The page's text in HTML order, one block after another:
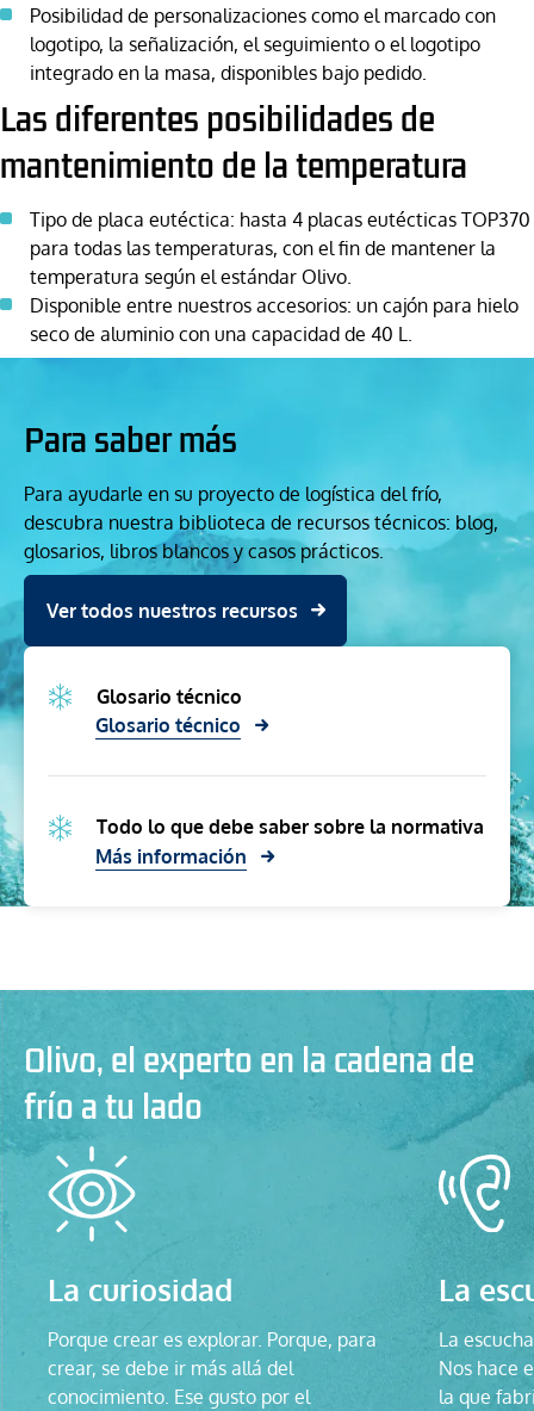
Posibilidad de personalizaciones como el marcado con
logotipo, la señalización, el seguimiento o el logotipo
integrado en la masa, disponibles bajo pedido.
Las diferentes posibilidades de
mantenimiento de la temperatura
Tipo de placa eutéctica: hasta 4 placas eutécticas TOP370
para todas las temperaturas, con el fin de mantener la
temperatura según el estándar Olivo.
Disponible entre nuestros accesorios: un cajón para hielo
seco de aluminio con una capacidad de 40 L.
Para saber más
Para ayudarle en su proyecto de logística del frío,
descubra nuestra biblioteca de recursos técnicos: blog,
glosarios, libros blancos y casos prácticos.
Ver todos nuestros recursos
Glosario técnico
Glosario técnico
Todo lo que debe saber sobre la normativa
Más información
Olivo, el experto en la cadena de
frío a tu lado
La curiosidad
Porque crear es explorar. Porque, para
crear, se debe ir más allá del
conocimiento. Ese gusto por el
La
La
Nos hace
la que